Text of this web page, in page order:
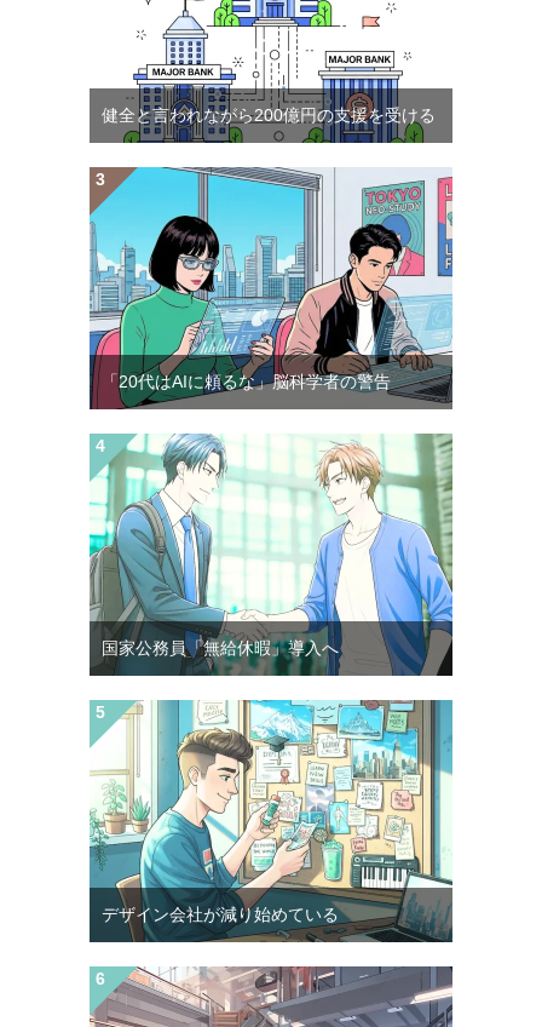
健全と言われながら200億円の支援を受ける
「20代はAIに頼るな」脳科学者の警告
国家公務員「無給休暇」導入へ
デザイン会社が減り始めている